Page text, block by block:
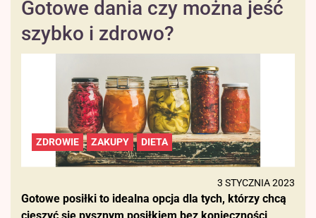
Gotowe dania czy można jeść
szybko i zdrowo?
DIETA
ZAKUPY
ZDROWIE
3 STYCZNIA 2023
Gotowe posiłki to idealna opcja dla tych, którzy chcą